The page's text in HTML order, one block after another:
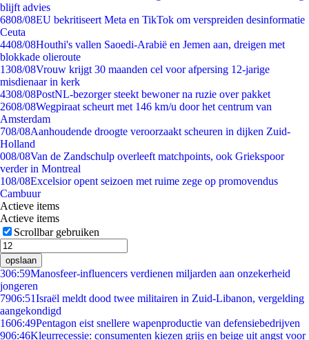
blijft advies
6808/08EU bekritiseert Meta en TikTok om verspreiden desinformatie
Ceuta
4408/08Houthi's vallen Saoedi-Arabië en Jemen aan, dreigen met
blokkade olieroute
1308/08Vrouw krijgt 30 maanden cel voor afpersing 12-jarige
misdienaar in kerk
4308/08PostNL-bezorger steekt bewoner na ruzie over pakket
2608/08Wegpiraat scheurt met 146 km/u door het centrum van
Amsterdam
708/08Aanhoudende droogte veroorzaakt scheuren in dijken Zuid-
Holland
008/08Van de Zandschulp overleeft matchpoints, ook Griekspoor
verder in Montreal
108/08Excelsior opent seizoen met ruime zege op promovendus
Cambuur
Actieve items
Actieve items
Scrollbar gebruiken
opslaan
306:59Manosfeer-influencers verdienen miljarden aan onzekerheid
jongeren
7906:51Israël meldt dood twee militairen in Zuid-Libanon, vergelding
aangekondigd
1606:49Pentagon eist snellere wapenproductie van defensiebedrijven
906:46Kleurrecessie: consumenten kiezen grijs en beige uit angst voor